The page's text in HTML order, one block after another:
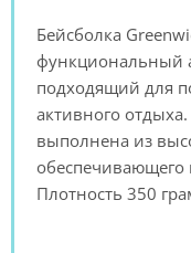
Бейсболка
функциональный
подходящий для
активного
выполнена из
обеспечивающего
Плотность 350